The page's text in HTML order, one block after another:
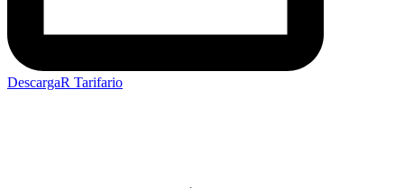
DescargaR Tarifario